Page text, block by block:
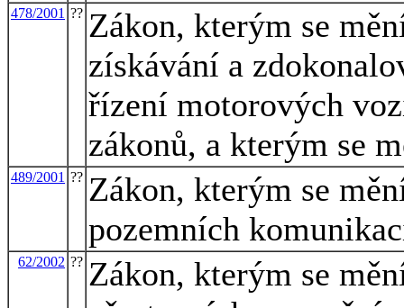
478/2001 ?? Zákon, kterým se
získávání a
řízení motorových
zákonů, a kterým se
489/2001 ?? Zákon, kterým se
pozemních
62/2002 ?? Zákon, kterým se